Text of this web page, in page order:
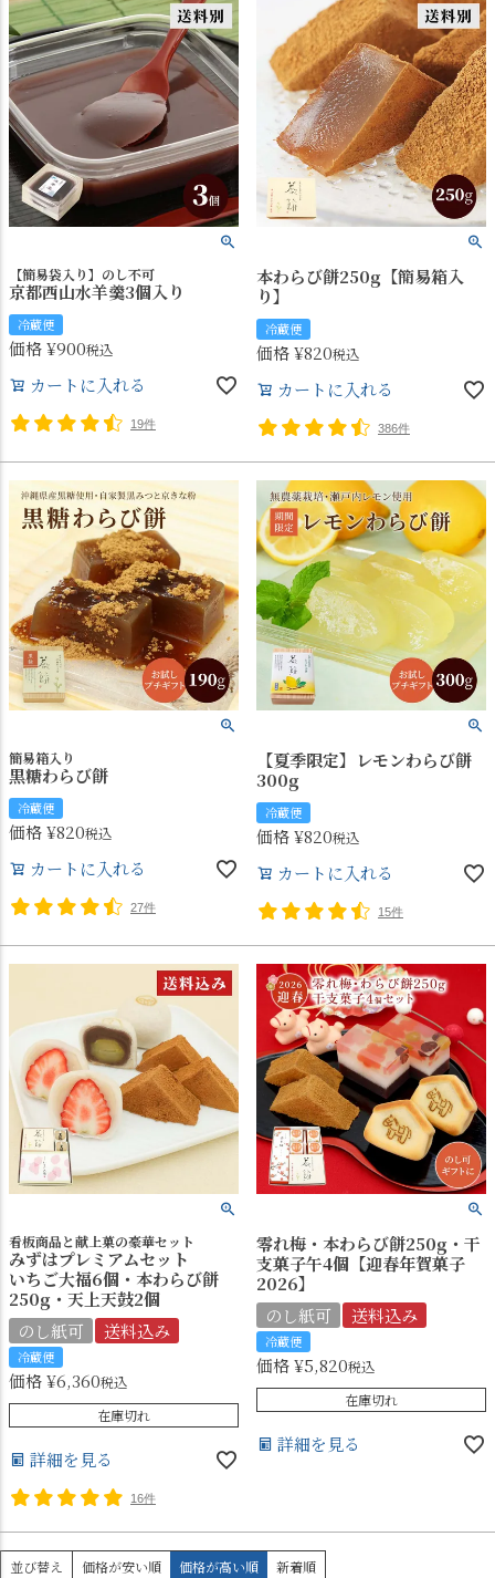
【簡易袋入り】のし不可
京都西山水羊羹3個入り
冷蔵便
価格¥900税込
カートに入れる
19件
本わらび餅250g【簡易箱入
り】
冷蔵便
価格¥820税込
カートに入れる
386件
簡易箱入り
黒糖わらび餅
冷蔵便
価格¥820税込
カートに入れる
27件
【夏季限定】レモンわらび餅
300g
冷蔵便
価格¥820税込
カートに入れる
15件
看板商品と献上菓の豪華セット
みずはプレミアムセット
いちご大福6個・本わらび餅
250g・天上天鼓2個
のし紙可
送料込み
冷蔵便
価格¥6,360税込
在庫切れ
詳細を見る
16件
零れ梅・本わらび餅250g・干
支菓子午4個【迎春年賀菓子
2026】
のし紙可
送料込み
冷蔵便
価格¥5,820税込
在庫切れ
詳細を見る
並び替え 価格が安い順 価格が高い順 新着順